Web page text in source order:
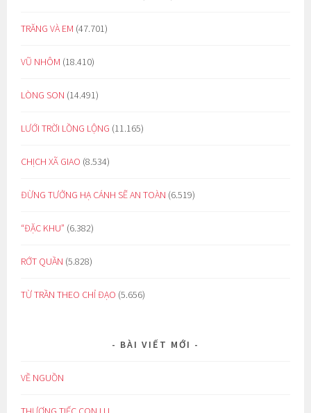
TRĂNG VÀ EM (47.701)
VŨ NHÔM (18.410)
LÒNG SON (14.491)
LƯỚI TRỜI LỒNG LỘNG (11.165)
CHỊCH XÃ GIAO (8.534)
ĐỪNG TƯỞNG HẠ CÁNH SẼ AN TOÀN (6.519)
“ĐẶC KHU” (6.382)
RỚT QUẦN (5.828)
TỪ TRẦN THEO CHỈ ĐẠO (5.656)
BÀI VIẾT MỚI
VỀ NGUỒN